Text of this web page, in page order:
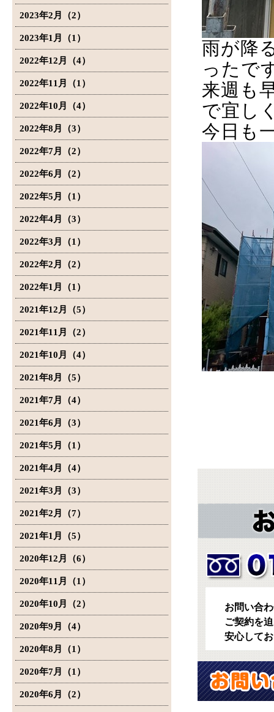
2023年2月（2）
2023年1月（1）
2022年12月（4）
2022年11月（1）
2022年10月（4）
2022年8月（3）
2022年7月（2）
2022年6月（2）
2022年5月（1）
2022年4月（3）
2022年3月（1）
2022年2月（2）
2022年1月（1）
2021年12月（5）
2021年11月（2）
2021年10月（4）
2021年8月（5）
2021年7月（4）
2021年6月（3）
2021年5月（1）
2021年4月（4）
2021年3月（3）
2021年2月（7）
2021年1月（5）
2020年12月（6）
2020年11月（1）
2020年10月（2）
2020年9月（4）
2020年8月（1）
2020年7月（1）
2020年6月（2）
雨が降
ったで
来週も
で宜し
今日も
お問い合
ご契約を
安心して